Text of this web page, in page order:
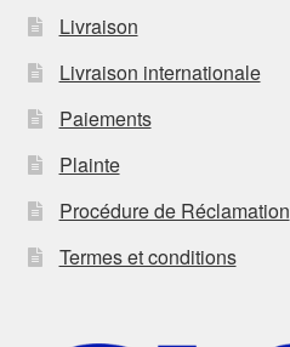
Livraison
Livraison internationale
Paiements
Plainte
Procédure de Réclamation
Termes et conditions